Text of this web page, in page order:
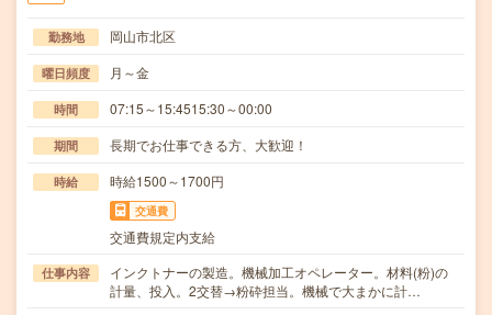
勤務地 岡山市北区
曜日頻度 月～金
時間 07:15～15:4515:30～00:00
期間 長期でお仕事できる方、大歓迎！
時給 時給1500～1700円
交通費
交通費規定内支給
仕事内容
インクトナーの製造。機械加工オペレーター。材料(粉)の
計量、投入。2交替→粉砕担当。機械で大まかに計…